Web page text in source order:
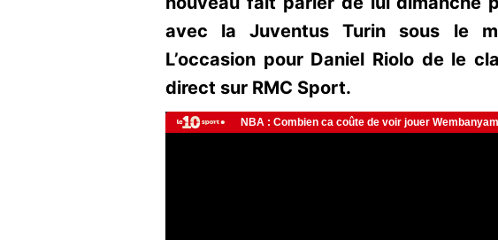
avec la Juventus Turin sous le
L’occasion pour Daniel Riolo de le
direct sur RMC Sport.